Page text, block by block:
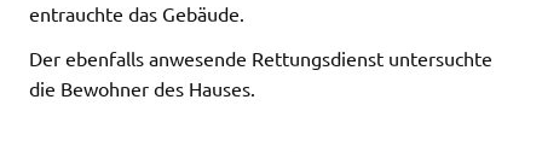
entrauchte das Gebäude.
Der ebenfalls anwesende Rettungsdienst untersuchte
die Bewohner des Hauses.